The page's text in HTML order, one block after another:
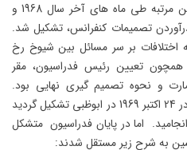
دبی ، شورای عالی فدراسیون چندین مرتبه طی ماه های آخر سال 1968 و
به اجرا درآوردن تصمیمات کنفرانس، تشکیل شد.
بر سر مسائل بین شیوخ رخ
همچون تعیین رئیس فدراسیون، مقر
و نحوه تصمیم گیری نهایی بود.
چهارمین آخرین جلسه شورای عالی در 24 اکتبر 1969 در ابوظبی تشکیل گردید
اما در پایان فدراسیون متشکل